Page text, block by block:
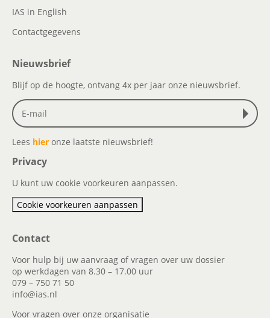
IAS in English
Contactgegevens
Nieuwsbrief
Blijf op de hoogte, ontvang 4x per jaar onze nieuwsbrief.
Lees hier onze laatste nieuwsbrief!
Privacy
U kunt uw cookie voorkeuren aanpassen.
Cookie voorkeuren aanpassen
Contact
Voor hulp bij uw aanvraag of vragen over uw dossier
op werkdagen van 8.30 – 17.00 uur
079 – 750 71 50
info@ias.nl
Voor vragen over onze organisatie